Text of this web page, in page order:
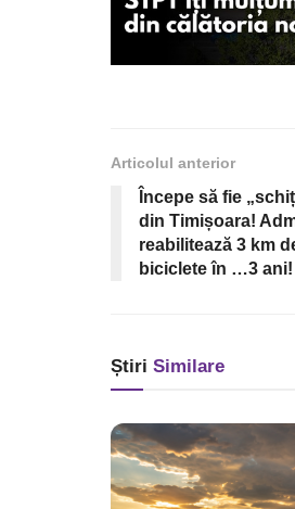
Articolul anterior
Începe să fie
din Timișoara!
reabilitează 3 km
biciclete în …3 ani!
Știri Similare